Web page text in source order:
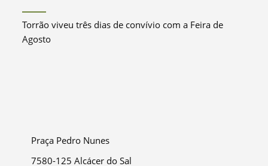
Torrão viveu três dias de convívio com a Feira de
Agosto
Praça Pedro Nunes
7580-125 Alcácer do Sal